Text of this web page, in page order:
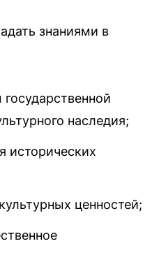
знаниями в
наследия;
исторических
ценностей;